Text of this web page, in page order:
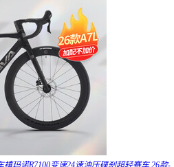
禧玛诺R7100变速24速油压碟刹超轻赛车 26款-